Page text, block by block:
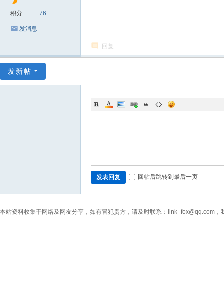
积分 76
发消息
回复
发新帖
发表回复 回帖后跳转到最后一页
本站资料收集于网络及网友分享，如有冒犯贵方，请及时联系：link_fox@qq.com，